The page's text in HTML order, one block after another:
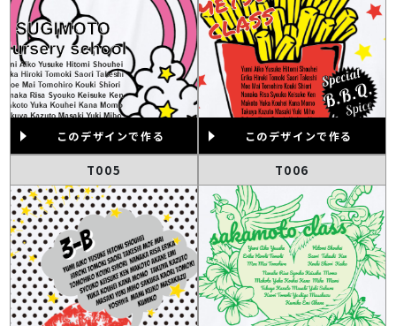
このデザインで作る このデザインで作る
T005 T006